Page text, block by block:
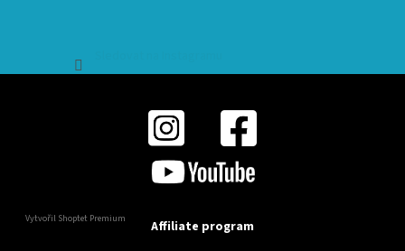
Vytvořil Shoptet Premium Affiliate program